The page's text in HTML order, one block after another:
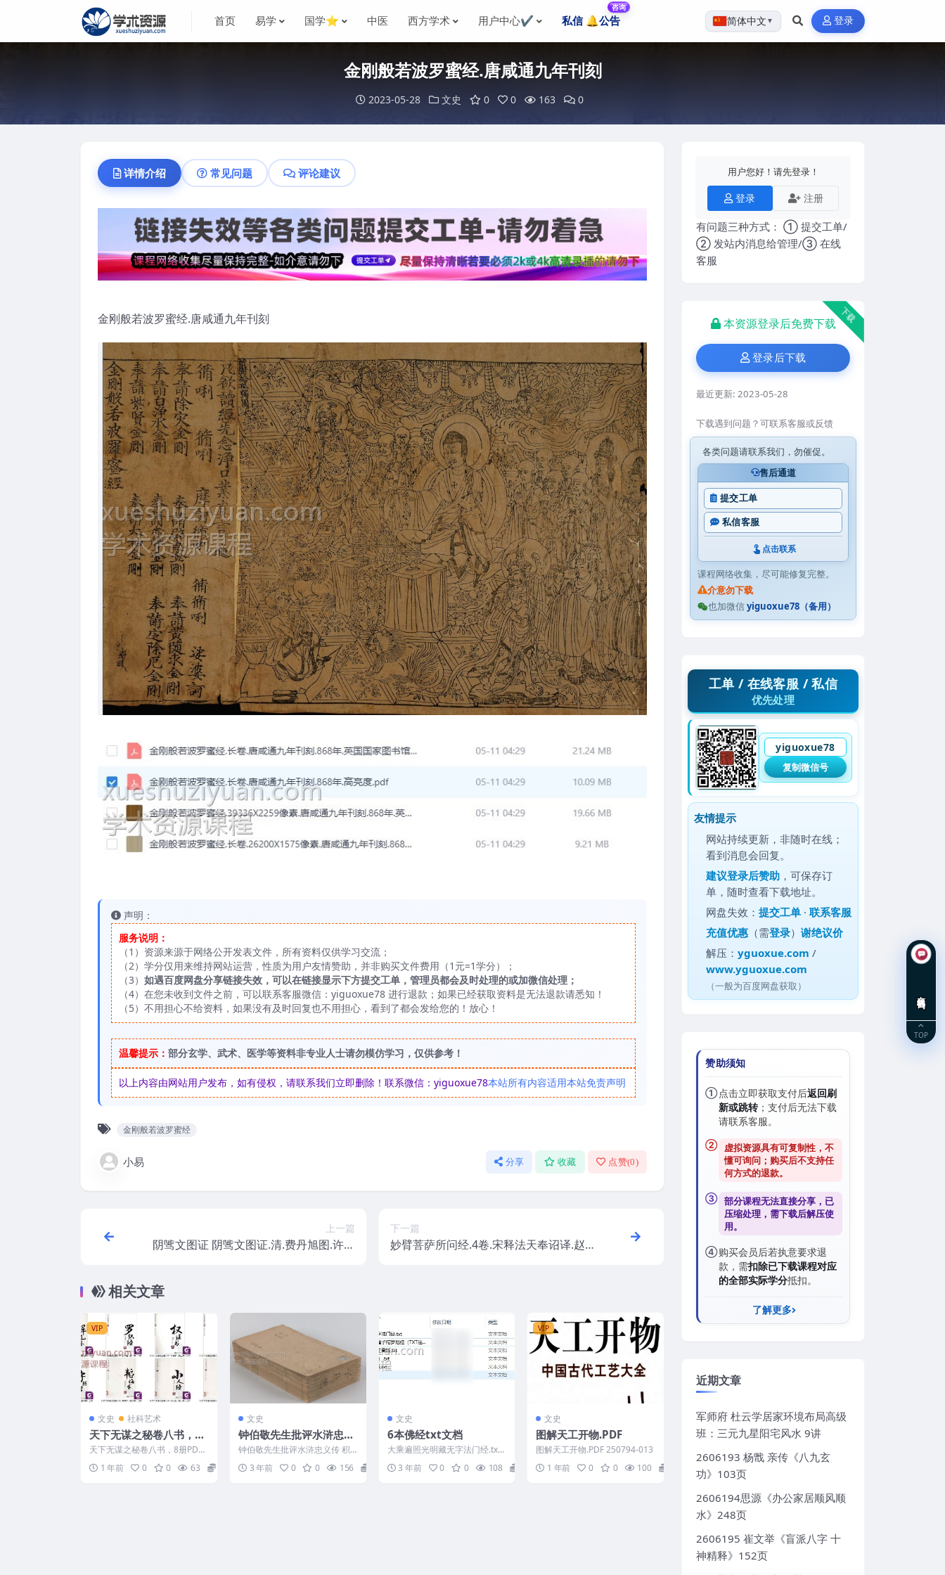
首页 易学 国学⭐ 中医 西方学术 用户中心✔️ 私信 🔔公告
咨询
简体中文 ▼ 登录
金刚般若波罗蜜经.唐咸通九年刊刻
2023-05-28 文史 0 0 163 0
详情介绍 常见问题 评论建议
金刚般若波罗蜜经.唐咸通九年刊刻
声明：
服务说明：
（1）资源来源于网络公开发表文件，所有资料仅供学习交流；
（2）学分仅用来维持网站运营，性质为用户友情赞助，并非购买文件费用（1元=1学分）；
（3） 如遇百度网盘分享链接失效，可以在链接显示下方提交工单，管理员都会及时处理的或加微信处理；
（4）在您未收到文件之前，可以联系客服微信：yiguoxue78 进行退款；如果已经获取资料是无法退款请悉知！
（5）不用担心不给资料，如果没有及时回复也不用担心，看到了都会发给您的！放心！
温馨提示： 部分玄学、武术、医学等资料非专业人士请勿模仿学习，仅供参考！
以上内容由网站用户发布，如有侵权，请联系我们立即删除！联系微信：yiguoxue78本站所有内容适用本站免责声明
金刚般若波罗蜜经
小易 分享 收藏 点赞(0)
上一篇
阴骘文图证 阴骘文图证.清.费丹旭图.许光
下一篇
妙臂菩萨所问经.4卷.宋释法天奉诏译.赵城
相关文章
VIP
文史 社科艺术
天下无谋之秘卷八书，8
册PDF文档Y
天下无谋之秘卷八书，8册PDF
文档Y 2507292 2507292 天下
无谋之...
1 年前 0 0 63
文史
钟伯敬先生批评水浒忠义
传 积庆堂藏板.东京大学
图书馆藏
钟伯敬先生批评水浒忠义传 积
庆堂藏板.东京大学图书馆藏 钟
伯敬先生批评水浒传....
3 年前 0 0 156
文史
6本佛经txt文档
大乘遍照光明藏无字法门经.txt
佛说长寿灭罪护诸童子陀罗尼经
（TXT注音版）....
3 年前 0 0 108
VIP
文史
图解天工开物.PDF
图解天工开物.PDF 250794-013
1 年前
0 0 100
用户您好！请先登录！
登录 注册
有问题三种方式： ① 提交工单/
② 发站内消息给管理/③ 在线
客服
下载
本资源登录后免费下载
登录后下载
最近更新: 2023-05-28
下载遇到问题？可联系客服或反馈
各类问题请联系我们，勿催促。
售后通道
提交工单
私信客服
点击联系
课程网络收集，尽可能修复完整。
介意勿下载
也加微信yiguoxue78（备用）
工单 / 在线客服 / 私信
优先处理
yiguoxue78
复制微信号
友情提示
网站持续更新，非随时在线；
看到消息会回复。
建议登录后赞助 ，可保存订
单，随时查看下载地址。
网盘失效：提交工单 ·联系客服
充值优惠 （需登录）谢绝议价
解压：yguoxue.com /
www.yguoxue.com
（一般为百度网盘获取）
赞助须知
①点击立即获取支付后返回刷
新或跳转；支付后无法下载
请联系客服。
②
虚拟资源具有可复制性，不
懂可询问；购买后不支持任
何方式的退款。
③ 部分课程无法直接分享，已
压缩处理，需下载后解压使
用。
④购买会员后若执意要求退
款，需扣除已下载课程对应
的全部实际学分抵扣。
了解更多
近期文章
军师府 杜云学居家环境布局高级
班：三元九星阳宅风水 9讲
2606193 杨戬 亲传《八九玄
功》103页
2606194思源《办公家居顺风顺
水》248页
2606195 崔文举《盲派八字 十
神精释》152页
TOP